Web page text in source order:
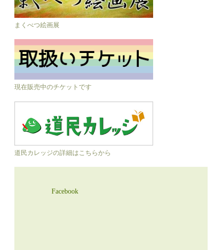
まくべつ絵画展
現在販売中のチケットです
道民カレッジの詳細はこちらから
Facebook